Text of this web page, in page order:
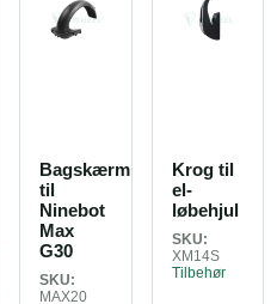
Bagskærm
til
Ninebot
Max
G30
SKU:
MAX20
Krog til
el-
løbehjul
SKU:
XM14S
Tilbehør